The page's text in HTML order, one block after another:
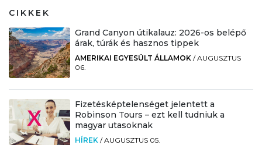
CIKKEK
Grand Canyon útikalauz: 2026-os belépő
árak, túrák és hasznos tippek
AMERIKAI EGYESÜLT ÁLLAMOK /AUGUSZTUS
06.
Fizetésképtelenséget jelentett a
Robinson Tours – ezt kell tudniuk a
magyar utasoknak
HÍREK /AUGUSZTUS 05.